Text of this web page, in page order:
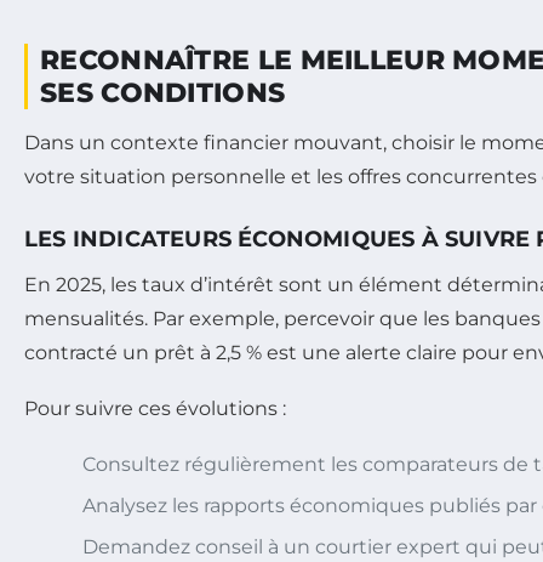
RECONNAÎTRE LE MEILLEUR
SES CONDITIONS
Dans un contexte financier mouvant, choisir le
votre situation personnelle et les offres
LES INDICATEURS ÉCONOMIQUES À
En 2025, les taux d’intérêt sont un élément
mensualités. Par exemple, percevoir que les
contracté un prêt à 2,5 % est une alerte claire pour
Pour suivre ces évolutions :
Consultez régulièrement les comparateurs de
Analysez les rapports économiques publiés par
Demandez conseil à un courtier expert qui